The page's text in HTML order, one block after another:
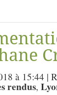
à 15:44 |
rendus,